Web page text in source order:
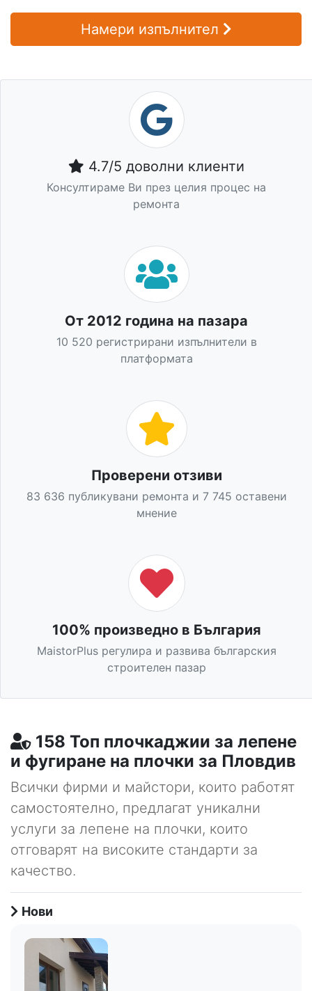
Намери изпълнител
4.7/5 доволни клиенти
Консултираме Ви през целия процес на
ремонта
От 2012 година на пазара
10 520 регистрирани изпълнители в
платформата
Проверени отзиви
83 636 публикувани ремонта и 7 745 оставени
мнение
100% произведно в България
MaistorPlus регулира и развива българския
строителен пазар
158 Топ плочкаджии за лепене
и фугиране на плочки за Пловдив
Всички фирми и майстори, които работят
самостоятелно, предлагат уникални
услуги за лепене на плочки, които
отговарят на високите стандарти за
качество.
Нови